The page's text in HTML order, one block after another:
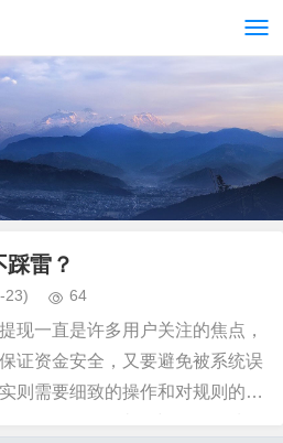
雷？
23) 64
现一直是许多用户关注的焦点，
证资金安全，又要避免被系统误
则需要细致的操作和对规则的理